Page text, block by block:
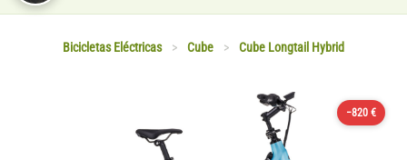
Bicicletas Eléctricas > Cube > Cube Longtail Hybrid
−820 €